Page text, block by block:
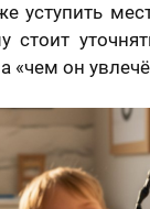
уступить
стоит
«чем он